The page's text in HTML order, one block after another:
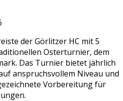
der Görlitzer HC mit 5
Osterturnier, dem
Das Turnier bietet jährlich
anspruchsvollem Niveau und
Vorbereitung für